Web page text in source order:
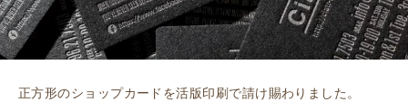
正方形のショップカードを活版印刷で請け賜わりました。